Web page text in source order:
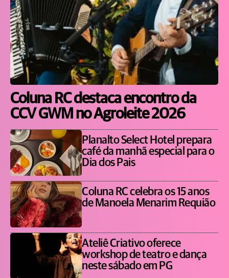
Coluna RC destaca encontro da
CCV GWM no Agroleite 2026
Planalto Select Hotel prepara
café da manhã especial para o
Dia dos Pais
Coluna RC celebra os 15 anos
de Manoela Menarim Requião
Ateliê Criativo oferece
workshop de teatro e dança
neste sábado em PG